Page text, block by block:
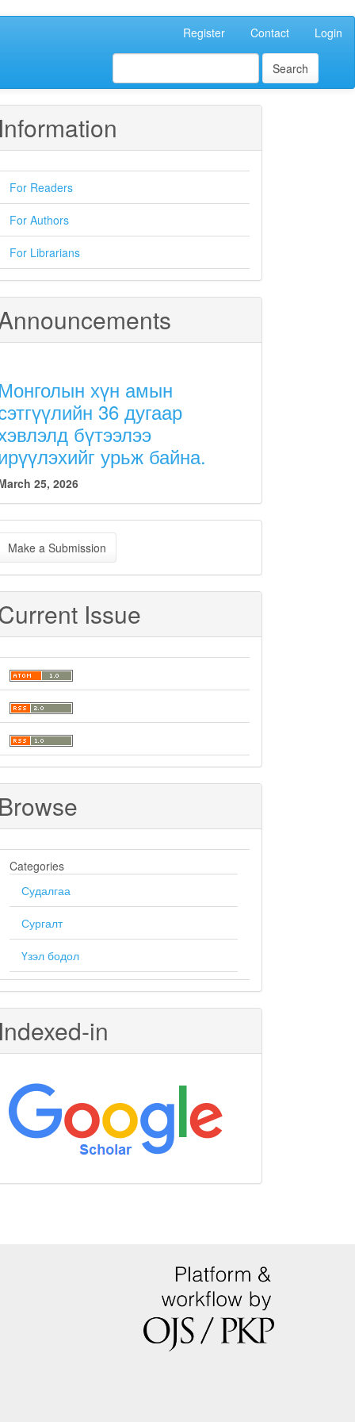
Register Contact Login
Search
Information
For Readers
For Authors
For Librarians
Монголын хүн амын
36 дугаар
бүтээлээ
урьж байна.
25, 2026
Make a Submission
Issue
Browse
Categories
Судалгаа
Сургалт
Үзэл бодол
Indexed-in